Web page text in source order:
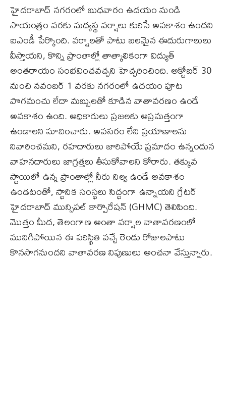
హైదరాబాద్‌ నగరంలో బుధవారం ఉదయం నుండి
సాయంత్రం వరకు మధ్యస్థ వర్షాలు కురిసే అవకాశం ఉందని
ఐఎండీ పేర్కొంది. వర్షాలతో పాటు బలమైన ఈదురుగాలులు
వీస్తాయని, కొన్ని ప్రాంతాల్లో తాత్కాలికంగా విద్యుత్‌
అంతరాయం సంభవించవచ్చని హెచ్చరించింది. అక్టోబర్‌ 30
నుంచి నవంబర్‌ 1 వరకు నగరంలో ఉదయం పూట
పొగమంచు లేదా మబ్బులతో కూడిన వాతావరణం ఉండే
అవకాశం ఉంది. అధికారులు ప్రజలకు అప్రమత్తంగా
ఉండాలని సూచించారు. అవసరం లేని ప్రయాణాలను
నివారించమని, రహదారులు జారిపోయే ప్రమాదం ఉన్నందున
వాహనదారులు జాగ్రత్తలు తీసుకోవాలని కోరారు. తక్కువ
స్థాయిలో ఉన్న ప్రాంతాల్లో నీరు నిల్వ ఉండే అవకాశం
ఉండటంతో, స్థానిక సంస్థలు సిద్ధంగా ఉన్నాయని గ్రేటర్‌
హైదరాబాద్‌ మున్సిపల్‌ కార్పొరేషన్‌ (GHMC) తెలిపింది.
మొత్తం మీద, తెలంగాణ అంతా వర్షాల వాతావరణంలో
మునిగిపోయిన ఈ పరిస్థితి వచ్చే రెండు రోజులపాటు
కొనసాగనుందని వాతావరణ నిపుణులు అంచనా వేస్తున్నారు.